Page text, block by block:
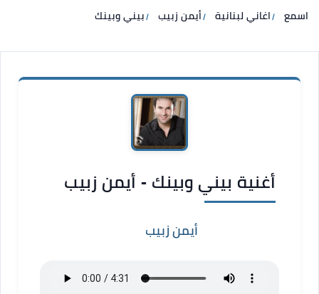
اسمع اغاني لبنانية أيمن زبيب بيني وبينك
أغنية بيني وبينك - أيمن زبيب
أيمن زبيب